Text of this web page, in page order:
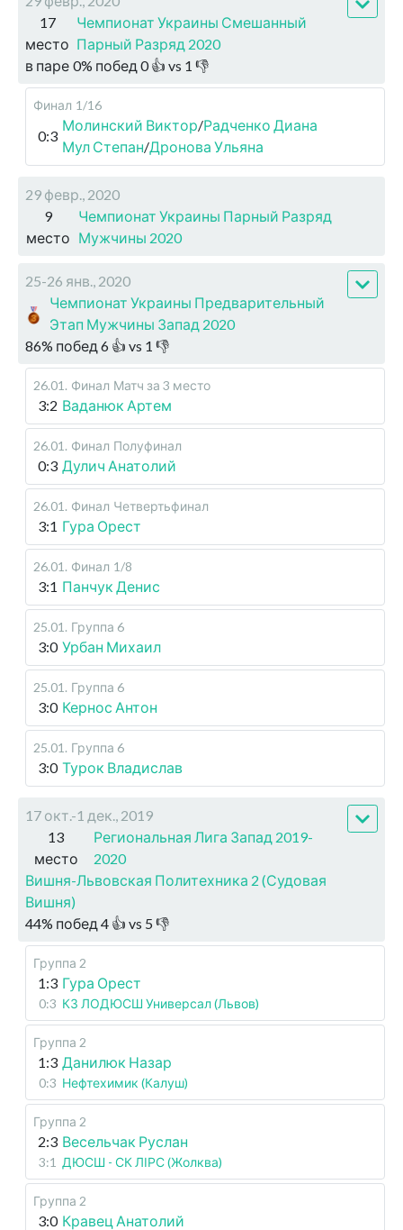
17
место
Чемпионат Украины Смешанный
Парный Разряд 2020
в паре 0% побед 0👍 vs 1 👎
Финал 1/16
0:3
Молинский Виктор/Радченко Диана
Мул Степан/Дронова Ульяна
29 февр., 2020
9
место
Чемпионат Украины Парный Разряд
Мужчины 2020
25-26 янв., 2020
Чемпионат Украины Предварительный
Этап Мужчины Запад 2020
86% побед 6 👍 vs 1 👎
26.01 . Финал Матч за 3 место
3:2 Ваданюк Артем
26.01 . Финал Полуфинал
0:3 Дулич Анатолий
26.01 . Финал Четвертьфинал
3:1 Гура Орест
26.01 . Финал 1/8
3:1 Панчук Денис
25.01 . Группа 6
3:0 Урбан Михаил
25.01 . Группа 6
3:0 Кернос Антон
25.01 . Группа 6
3:0 Турок Владислав
17 окт.-1 дек., 2019
13
место
Региональная Лига Запад 2019-
2020
Вишня-Львовская Политехника 2 (Судовая
Вишня)
44% побед 4 👍 vs 5 👎
Группа 2
1:3 Гура Орест
0:3 КЗ ЛОДЮСШ Универсал (Львов)
Группа 2
1:3 Данилюк Назар
0:3 Нефтехимик (Калуш)
Группа 2
2:3 Весельчак Руслан
3:1 ДЮСШ - СК ЛІРС (Жолква)
Группа 2
3:0 Кравец Анатолий